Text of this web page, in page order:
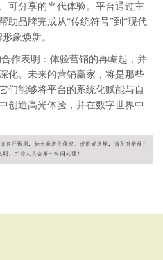
可分享的当代体验。平台通过主
助品牌完成从“传统符号”到“现代
象焕新。
作表明：体验营销的再崛起，并
化。未来的营销赢家，将是那些
能够将平台的系统化赋能与自
创造高光体验，并在数字世界中